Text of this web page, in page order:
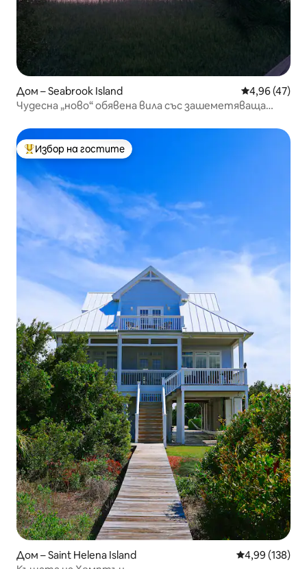
Дом – Seabrook Island Средна
4,96 (47)
Чудесна „ново“ обявена вила със зашеметяваща
Най-популярен избор на гостите
Избор на гостите
Дом – Saint Helena Island Средна
4,99 (138)